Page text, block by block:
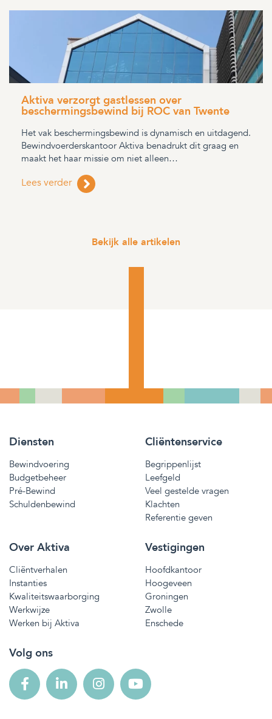
Aktiva verzorgt gastlessen over
beschermingsbewind bij ROC van Twente
Het vak beschermingsbewind is dynamisch en uitdagend.
Bewindvoerderskantoor Aktiva benadrukt dit graag en
maakt het haar missie om niet alleen…
Lees verder
Bekijk alle artikelen
Diensten
Bewindvoering
Budgetbeheer
Pré-Bewind
Schuldenbewind
Cliëntenservice
Begrippenlijst
Leefgeld
Veel gestelde vragen
Klachten
Referentie geven
Over Aktiva
Cliëntverhalen
Instanties
Kwaliteitswaarborging
Werkwijze
Werken bij Aktiva
Vestigingen
Hoofdkantoor
Hoogeveen
Groningen
Zwolle
Enschede
Volg ons